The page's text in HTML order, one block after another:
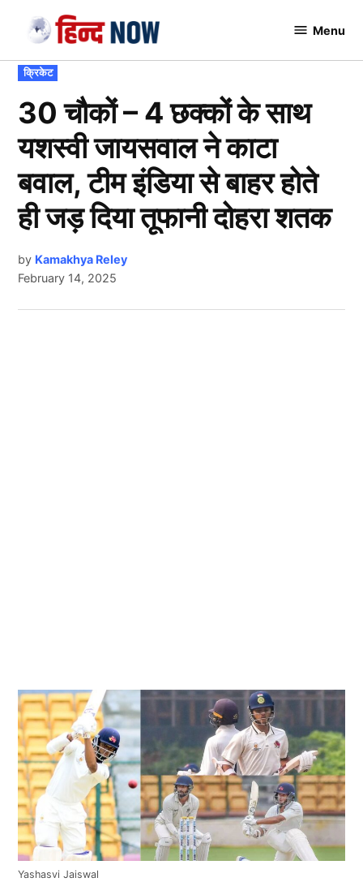
content
Menu
POSTED
IN
क्रिकेट
30 चौकों – 4 छक्कों के साथ
यशस्वी जायसवाल ने काटा
बवाल, टीम इंडिया से बाहर होते
ही जड़ दिया तूफानी दोहरा शतक
by Kamakhya Reley
February 14, 2025
Yashasvi Jaiswal